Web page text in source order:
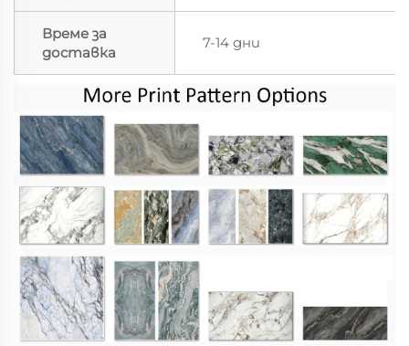
Време за
доставка
7-14 дни